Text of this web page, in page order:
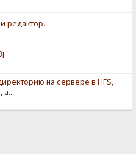
редактор.
на сервере в HFS,
а...